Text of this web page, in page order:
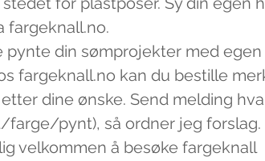
fargeknall.no.
pynte din sømprojekter med egen
fargeknall.no kan du bestille
dine ønske. Send melding
farge/pynt), så ordner jeg forslag.
velkommen å besøke fargeknall